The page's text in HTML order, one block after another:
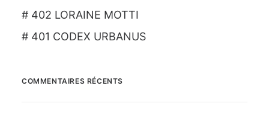
# 402 LORAINE MOTTI
# 401 CODEX URBANUS
COMMENTAIRES RÉCENTS